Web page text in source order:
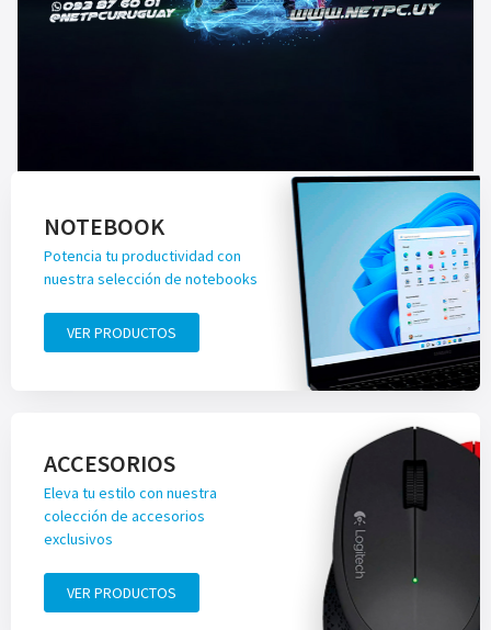
NOTEBOOK
Potencia tu productividad con
nuestra selección de notebooks
VER PRODUCTOS
ACCESORIOS
Eleva tu estilo con nuestra
colección de accesorios
exclusivos
VER PRODUCTOS